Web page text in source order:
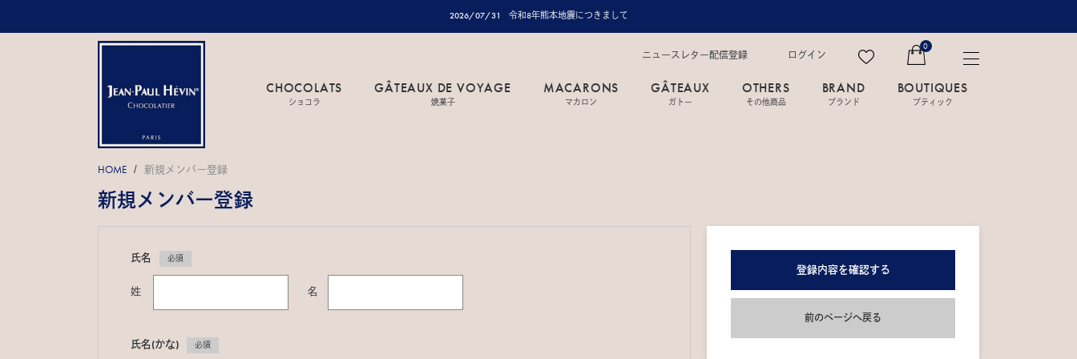
2026/07/31 令和8年熊本地震につきまして
ニュースレター配信登録 ログイン
0
CHOCOLATS
ショコラ
GÂTEAUX DE VOYAGE
焼菓子
MACARONS
マカロン
GÂTEAUX
ガトー
OTHERS
その他商品
BRAND
ブランド
BOUTIQUES
ブティック
HOME / 新規メンバー登録
新規メンバー登録
氏名 必須
姓 名
氏名(かな) 必須
登録内容を確認する
前のページへ戻る